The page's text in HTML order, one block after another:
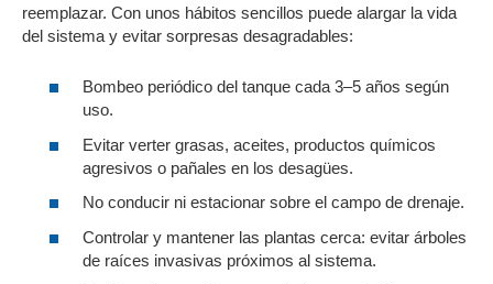
reemplazar. Con unos hábitos sencillos puede alargar la vida
del sistema y evitar sorpresas desagradables:
Bombeo periódico del tanque cada 3–5 años según
uso.
Evitar verter grasas, aceites, productos químicos
agresivos o pañales en los desagües.
No conducir ni estacionar sobre el campo de drenaje.
Controlar y mantener las plantas cerca: evitar árboles
de raíces invasivas próximos al sistema.